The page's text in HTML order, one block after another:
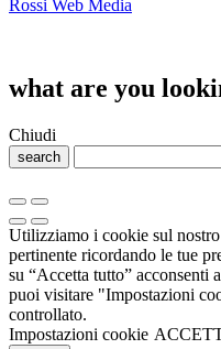
Rossi Web Media
what are you
Chiudi
search
Utilizziamo i cookie sul
pertinente ricordando le tue
su “Accetta tutto”
puoi visitare "Impostazioni
controllato.
Impostazioni cookie